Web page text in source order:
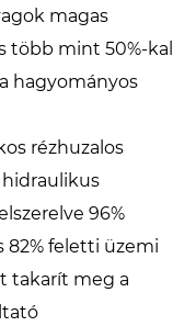
magas
több mint 50%-kal
hagyományos
rézhuzalos
96%
feletti üzemi
takarít meg a